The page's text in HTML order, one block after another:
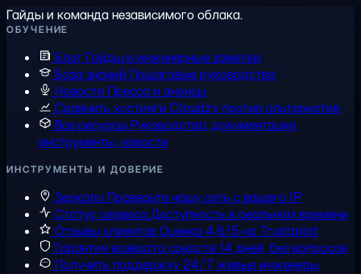
Гайды и команда независимого облака.
ОБУЧЕНИЕ
Блог Гайды и инженерные заметки
База знаний Пошаговые руководства
Новости Пресса и анонсы
Сравнить хостинги Cloudzy против альтернатив
Все ресурсыРуководства, документация,
инструменты, новости
ИНСТРУМЕНТЫ И ДОВЕРИЕ
Зеркало Проверьте нашу сеть с вашего IP
Статус сервисаДоступность в реальном времени
Отзывы клиентовОценка 4,6/5 на Trustpilot
Гарантия возврата средств14 дней, без вопросов
Получить поддержку 24/7, живые инженеры